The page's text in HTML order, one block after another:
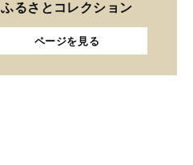
ふるさとコレクション
ページを見る